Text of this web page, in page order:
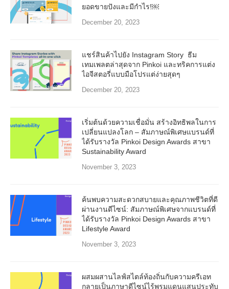
ยอดขายปังและมีกำไร!￼
December 20, 2023
แชร์สินค้าไปยัง Instagram Story ธีม
เทมเพลตล่าสุดจาก Pinkoi และทริคการแต่ง
ไอจีสตอรี่แบบมือโปรแต่ง่ายสุดๆ
December 20, 2023
เริ่มต้นด้วยความเชื่อมั่น สร้างอิทธิพลในการ
เปลี่ยนแปลงโลก – สัมภาษณ์พิเศษแบรนด์ที่
ได้รับรางวัล Pinkoi Design Awards สาขา
Sustainability Award
November 3, 2023
ค้นพบความสะดวกสบายและคุณภาพชีวิตที่ดี
ผ่านงานดีไซน์: สัมภาษณ์พิเศษจากแบรนด์ที่
ได้รับรางวัล Pinkoi Design Awards สาขา
Lifestyle Award
November 3, 2023
ผสมผสานไลฟ์สไตล์ท้องถิ่นกับความครีเอท
กลายเป็นภาษาดีไซน์ไร้พรมแดนแสนประทับ